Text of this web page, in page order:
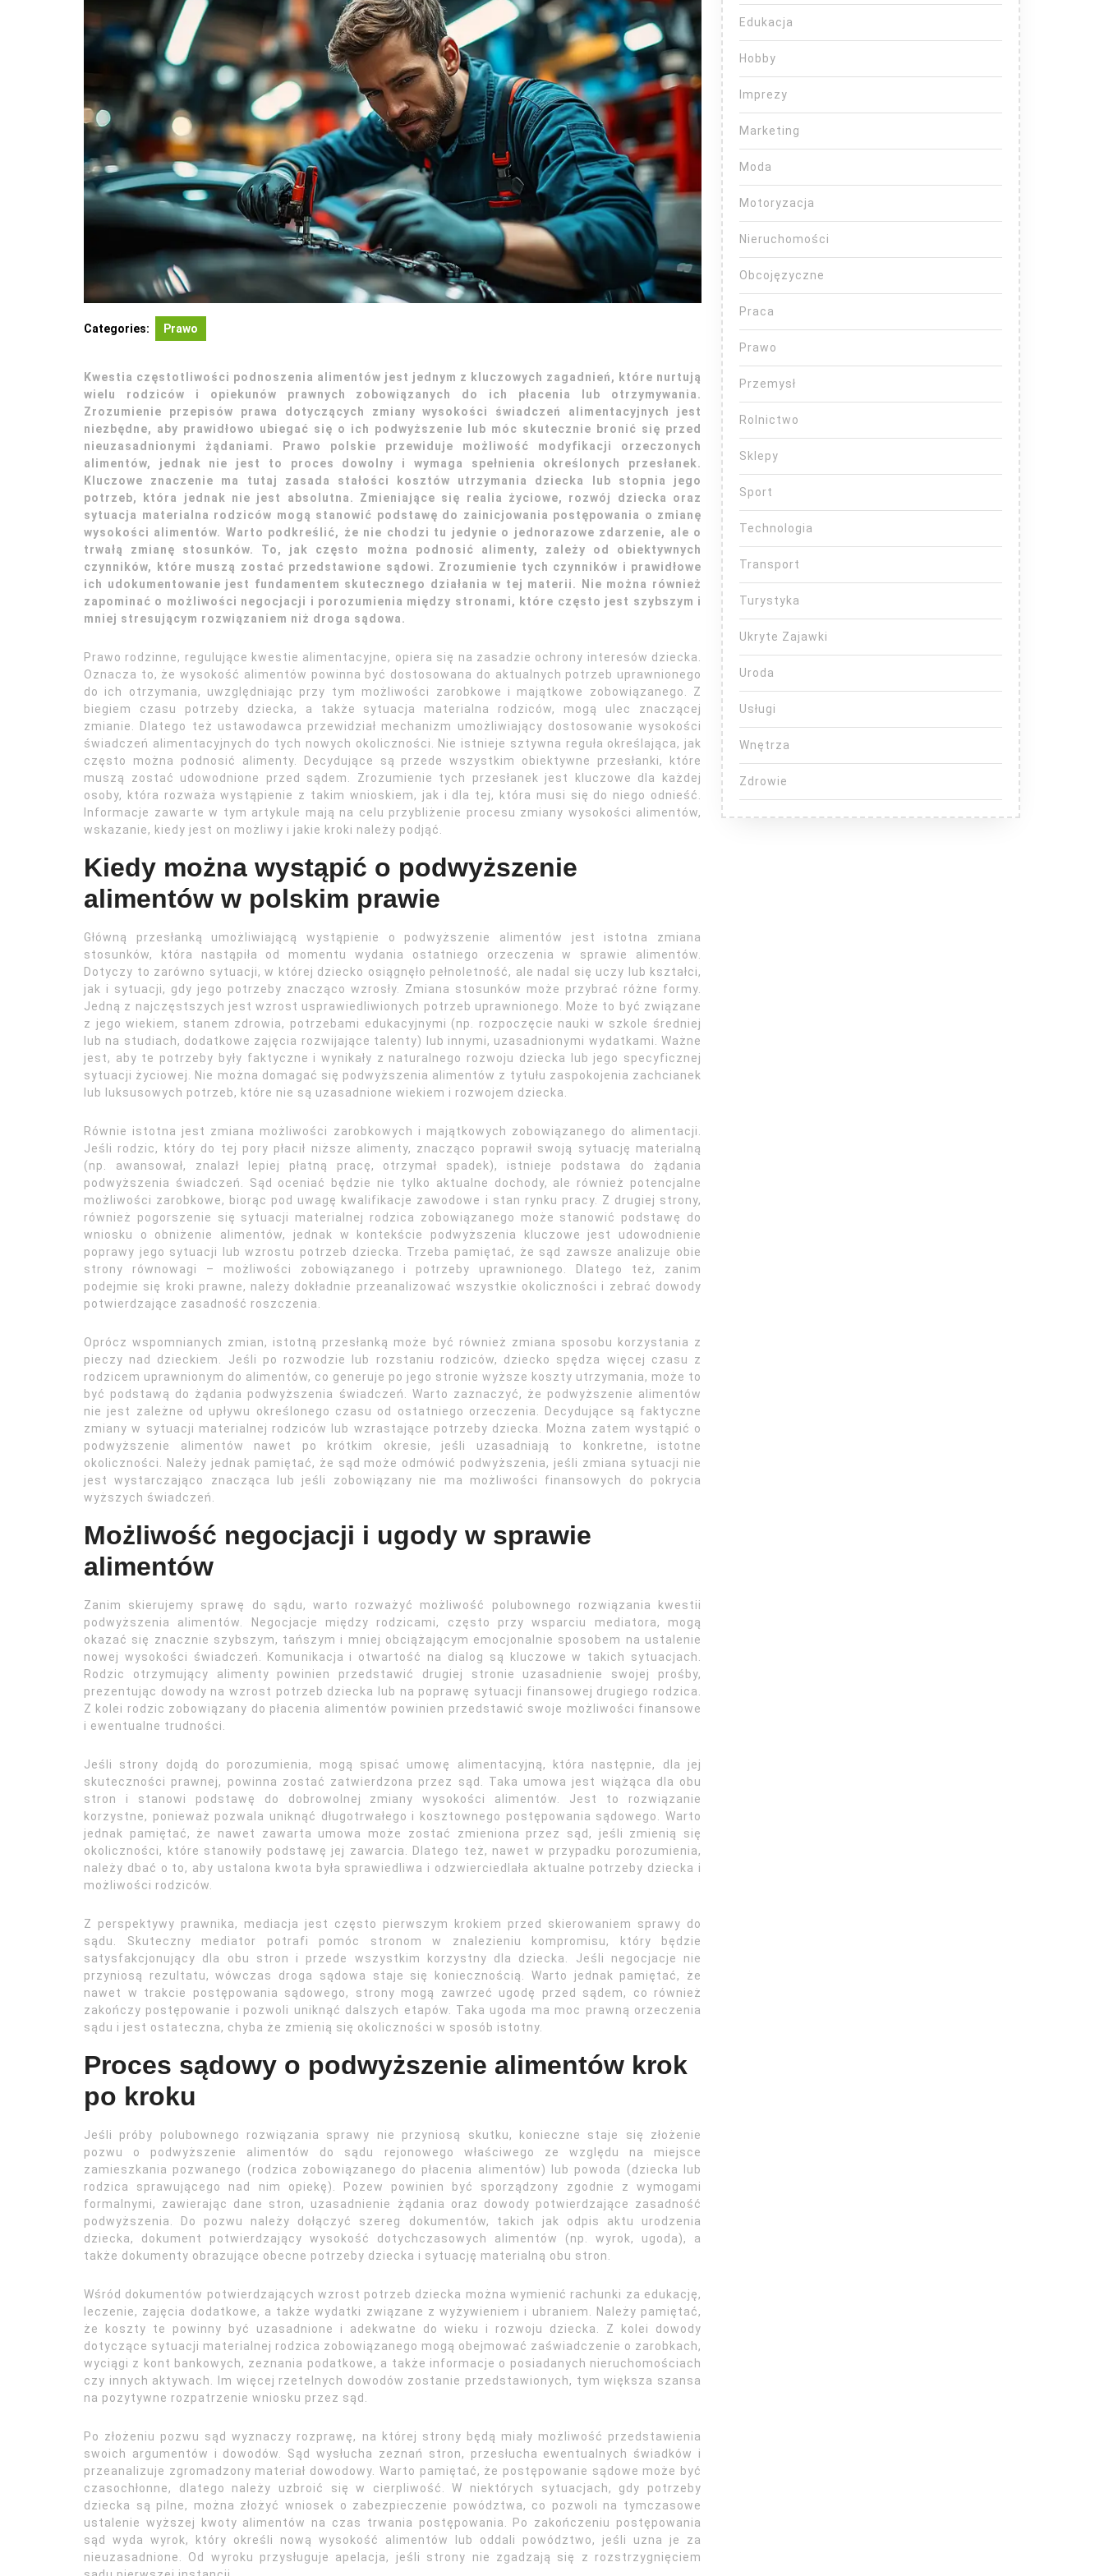
Categories: Prawo
Kwestia częstotliwości podnoszenia alimentów jest jednym z kluczowych zagadnień, które nurtują
wielu rodziców i opiekunów prawnych zobowiązanych do ich płacenia lub otrzymywania.
Zrozumienie przepisów prawa dotyczących zmiany wysokości świadczeń alimentacyjnych jest
niezbędne, aby prawidłowo ubiegać się o ich podwyższenie lub móc skutecznie bronić się przed
nieuzasadnionymi żądaniami. Prawo polskie przewiduje możliwość modyfikacji orzeczonych
alimentów, jednak nie jest to proces dowolny i wymaga spełnienia określonych przesłanek.
Kluczowe znaczenie ma tutaj zasada stałości kosztów utrzymania dziecka lub stopnia jego
potrzeb, która jednak nie jest absolutna. Zmieniające się realia życiowe, rozwój dziecka oraz
sytuacja materialna rodziców mogą stanowić podstawę do zainicjowania postępowania o zmianę
wysokości alimentów. Warto podkreślić, że nie chodzi tu jedynie o jednorazowe zdarzenie, ale o
trwałą zmianę stosunków. To, jak często można podnosić alimenty, zależy od obiektywnych
czynników, które muszą zostać przedstawione sądowi. Zrozumienie tych czynników i prawidłowe
ich udokumentowanie jest fundamentem skutecznego działania w tej materii. Nie można również
zapominać o możliwości negocjacji i porozumienia między stronami, które często jest szybszym i
mniej stresującym rozwiązaniem niż droga sądowa.
Prawo rodzinne, regulujące kwestie alimentacyjne, opiera się na zasadzie ochrony interesów dziecka.
Oznacza to, że wysokość alimentów powinna być dostosowana do aktualnych potrzeb uprawnionego
do ich otrzymania, uwzględniając przy tym możliwości zarobkowe i majątkowe zobowiązanego. Z
biegiem czasu potrzeby dziecka, a także sytuacja materialna rodziców, mogą ulec znaczącej
zmianie. Dlatego też ustawodawca przewidział mechanizm umożliwiający dostosowanie wysokości
świadczeń alimentacyjnych do tych nowych okoliczności. Nie istnieje sztywna reguła określająca, jak
często można podnosić alimenty. Decydujące są przede wszystkim obiektywne przesłanki, które
muszą zostać udowodnione przed sądem. Zrozumienie tych przesłanek jest kluczowe dla każdej
osoby, która rozważa wystąpienie z takim wnioskiem, jak i dla tej, która musi się do niego odnieść.
Informacje zawarte w tym artykule mają na celu przybliżenie procesu zmiany wysokości alimentów,
wskazanie, kiedy jest on możliwy i jakie kroki należy podjąć.
Kiedy można wystąpić o podwyższenie
alimentów w polskim prawie
Główną przesłanką umożliwiającą wystąpienie o podwyższenie alimentów jest istotna zmiana
stosunków, która nastąpiła od momentu wydania ostatniego orzeczenia w sprawie alimentów.
Dotyczy to zarówno sytuacji, w której dziecko osiągnęło pełnoletność, ale nadal się uczy lub kształci,
jak i sytuacji, gdy jego potrzeby znacząco wzrosły. Zmiana stosunków może przybrać różne formy.
Jedną z najczęstszych jest wzrost usprawiedliwionych potrzeb uprawnionego. Może to być związane
z jego wiekiem, stanem zdrowia, potrzebami edukacyjnymi (np. rozpoczęcie nauki w szkole średniej
lub na studiach, dodatkowe zajęcia rozwijające talenty) lub innymi, uzasadnionymi wydatkami. Ważne
jest, aby te potrzeby były faktyczne i wynikały z naturalnego rozwoju dziecka lub jego specyficznej
sytuacji życiowej. Nie można domagać się podwyższenia alimentów z tytułu zaspokojenia zachcianek
lub luksusowych potrzeb, które nie są uzasadnione wiekiem i rozwojem dziecka.
Równie istotna jest zmiana możliwości zarobkowych i majątkowych zobowiązanego do alimentacji.
Jeśli rodzic, który do tej pory płacił niższe alimenty, znacząco poprawił swoją sytuację materialną
(np. awansował, znalazł lepiej płatną pracę, otrzymał spadek), istnieje podstawa do żądania
podwyższenia świadczeń. Sąd oceniać będzie nie tylko aktualne dochody, ale również potencjalne
możliwości zarobkowe, biorąc pod uwagę kwalifikacje zawodowe i stan rynku pracy. Z drugiej strony,
również pogorszenie się sytuacji materialnej rodzica zobowiązanego może stanowić podstawę do
wniosku o obniżenie alimentów, jednak w kontekście podwyższenia kluczowe jest udowodnienie
poprawy jego sytuacji lub wzrostu potrzeb dziecka. Trzeba pamiętać, że sąd zawsze analizuje obie
strony równowagi – możliwości zobowiązanego i potrzeby uprawnionego. Dlatego też, zanim
podejmie się kroki prawne, należy dokładnie przeanalizować wszystkie okoliczności i zebrać dowody
potwierdzające zasadność roszczenia.
Oprócz wspomnianych zmian, istotną przesłanką może być również zmiana sposobu korzystania z
pieczy nad dzieckiem. Jeśli po rozwodzie lub rozstaniu rodziców, dziecko spędza więcej czasu z
rodzicem uprawnionym do alimentów, co generuje po jego stronie wyższe koszty utrzymania, może to
być podstawą do żądania podwyższenia świadczeń. Warto zaznaczyć, że podwyższenie alimentów
nie jest zależne od upływu określonego czasu od ostatniego orzeczenia. Decydujące są faktyczne
zmiany w sytuacji materialnej rodziców lub wzrastające potrzeby dziecka. Można zatem wystąpić o
podwyższenie alimentów nawet po krótkim okresie, jeśli uzasadniają to konkretne, istotne
okoliczności. Należy jednak pamiętać, że sąd może odmówić podwyższenia, jeśli zmiana sytuacji nie
jest wystarczająco znacząca lub jeśli zobowiązany nie ma możliwości finansowych do pokrycia
wyższych świadczeń.
Możliwość negocjacji i ugody w sprawie
alimentów
Zanim skierujemy sprawę do sądu, warto rozważyć możliwość polubownego rozwiązania kwestii
podwyższenia alimentów. Negocjacje między rodzicami, często przy wsparciu mediatora, mogą
okazać się znacznie szybszym, tańszym i mniej obciążającym emocjonalnie sposobem na ustalenie
nowej wysokości świadczeń. Komunikacja i otwartość na dialog są kluczowe w takich sytuacjach.
Rodzic otrzymujący alimenty powinien przedstawić drugiej stronie uzasadnienie swojej prośby,
prezentując dowody na wzrost potrzeb dziecka lub na poprawę sytuacji finansowej drugiego rodzica.
Z kolei rodzic zobowiązany do płacenia alimentów powinien przedstawić swoje możliwości finansowe
i ewentualne trudności.
Jeśli strony dojdą do porozumienia, mogą spisać umowę alimentacyjną, która następnie, dla jej
skuteczności prawnej, powinna zostać zatwierdzona przez sąd. Taka umowa jest wiążąca dla obu
stron i stanowi podstawę do dobrowolnej zmiany wysokości alimentów. Jest to rozwiązanie
korzystne, ponieważ pozwala uniknąć długotrwałego i kosztownego postępowania sądowego. Warto
jednak pamiętać, że nawet zawarta umowa może zostać zmieniona przez sąd, jeśli zmienią się
okoliczności, które stanowiły podstawę jej zawarcia. Dlatego też, nawet w przypadku porozumienia,
należy dbać o to, aby ustalona kwota była sprawiedliwa i odzwierciedlała aktualne potrzeby dziecka i
możliwości rodziców.
Z perspektywy prawnika, mediacja jest często pierwszym krokiem przed skierowaniem sprawy do
sądu. Skuteczny mediator potrafi pomóc stronom w znalezieniu kompromisu, który będzie
satysfakcjonujący dla obu stron i przede wszystkim korzystny dla dziecka. Jeśli negocjacje nie
przyniosą rezultatu, wówczas droga sądowa staje się koniecznością. Warto jednak pamiętać, że
nawet w trakcie postępowania sądowego, strony mogą zawrzeć ugodę przed sądem, co również
zakończy postępowanie i pozwoli uniknąć dalszych etapów. Taka ugoda ma moc prawną orzeczenia
sądu i jest ostateczna, chyba że zmienią się okoliczności w sposób istotny.
Proces sądowy o podwyższenie alimentów krok
po kroku
Jeśli próby polubownego rozwiązania sprawy nie przyniosą skutku, konieczne staje się złożenie
pozwu o podwyższenie alimentów do sądu rejonowego właściwego ze względu na miejsce
zamieszkania pozwanego (rodzica zobowiązanego do płacenia alimentów) lub powoda (dziecka lub
rodzica sprawującego nad nim opiekę). Pozew powinien być sporządzony zgodnie z wymogami
formalnymi, zawierając dane stron, uzasadnienie żądania oraz dowody potwierdzające zasadność
podwyższenia. Do pozwu należy dołączyć szereg dokumentów, takich jak odpis aktu urodzenia
dziecka, dokument potwierdzający wysokość dotychczasowych alimentów (np. wyrok, ugoda), a
także dokumenty obrazujące obecne potrzeby dziecka i sytuację materialną obu stron.
Wśród dokumentów potwierdzających wzrost potrzeb dziecka można wymienić rachunki za edukację,
leczenie, zajęcia dodatkowe, a także wydatki związane z wyżywieniem i ubraniem. Należy pamiętać,
że koszty te powinny być uzasadnione i adekwatne do wieku i rozwoju dziecka. Z kolei dowody
dotyczące sytuacji materialnej rodzica zobowiązanego mogą obejmować zaświadczenie o zarobkach,
wyciągi z kont bankowych, zeznania podatkowe, a także informacje o posiadanych nieruchomościach
czy innych aktywach. Im więcej rzetelnych dowodów zostanie przedstawionych, tym większa szansa
na pozytywne rozpatrzenie wniosku przez sąd.
Po złożeniu pozwu sąd wyznaczy rozprawę, na której strony będą miały możliwość przedstawienia
swoich argumentów i dowodów. Sąd wysłucha zeznań stron, przesłucha ewentualnych świadków i
przeanalizuje zgromadzony materiał dowodowy. Warto pamiętać, że postępowanie sądowe może być
czasochłonne, dlatego należy uzbroić się w cierpliwość. W niektórych sytuacjach, gdy potrzeby
dziecka są pilne, można złożyć wniosek o zabezpieczenie powództwa, co pozwoli na tymczasowe
ustalenie wyższej kwoty alimentów na czas trwania postępowania. Po zakończeniu postępowania
sąd wyda wyrok, który określi nową wysokość alimentów lub oddali powództwo, jeśli uzna je za
nieuzasadnione. Od wyroku przysługuje apelacja, jeśli strony nie zgadzają się z rozstrzygnięciem
Edukacja
Hobby
Imprezy
Marketing
Moda
Motoryzacja
Nieruchomości
Obcojęzyczne
Praca
Prawo
Przemysł
Rolnictwo
Sklepy
Sport
Technologia
Transport
Turystyka
Ukryte Zajawki
Uroda
Usługi
Wnętrza
Zdrowie